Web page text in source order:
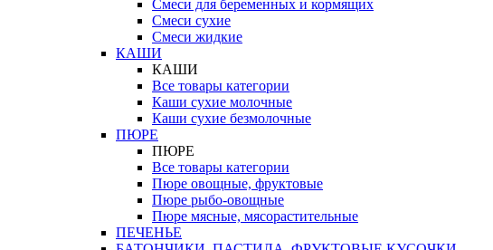
Смеси для беременных и кормящих
Смеси сухие
Смеси жидкие
КАШИ
КАШИ
Все товары категории
Каши сухие молочные
Каши сухие безмолочные
ПЮРЕ
ПЮРЕ
Все товары категории
Пюре овощные, фруктовые
Пюре рыбо-овощные
Пюре мясные, мясорастительные
ПЕЧЕНЬЕ